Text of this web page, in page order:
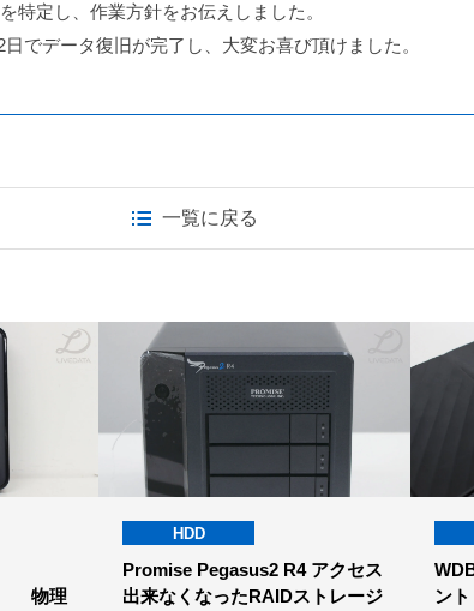
特定し、作業方針をお伝えしました。
でデータ復旧が完了し、大変お喜び頂けました。
一覧に戻る
物理
HDD
Promise Pegasus2 R4 アクセス
出来なくなったRAIDストレージ
ン